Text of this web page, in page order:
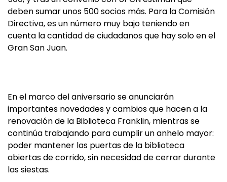
deben sumar unos 500 socios más. Para la Comisión
Directiva, es un número muy bajo teniendo en
cuenta la cantidad de ciudadanos que hay solo en el
Gran San Juan.
En el marco del aniversario se anunciarán
importantes novedades y cambios que hacen a la
renovación de la Biblioteca Franklin, mientras se
continúa trabajando para cumplir un anhelo mayor:
poder mantener las puertas de la biblioteca
abiertas de corrido, sin necesidad de cerrar durante
las siestas.